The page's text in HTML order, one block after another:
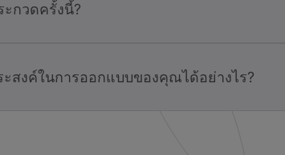
กวดครั้งนี้?
สงค์ในการออกแบบของคุณได้อย่างไร?